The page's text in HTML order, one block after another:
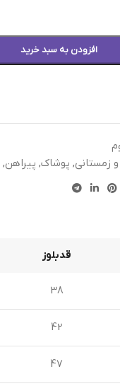
افزودن به سبد خرید
زمستانی, پوشاک, پیراهن,
قدبلوز
38
42
47